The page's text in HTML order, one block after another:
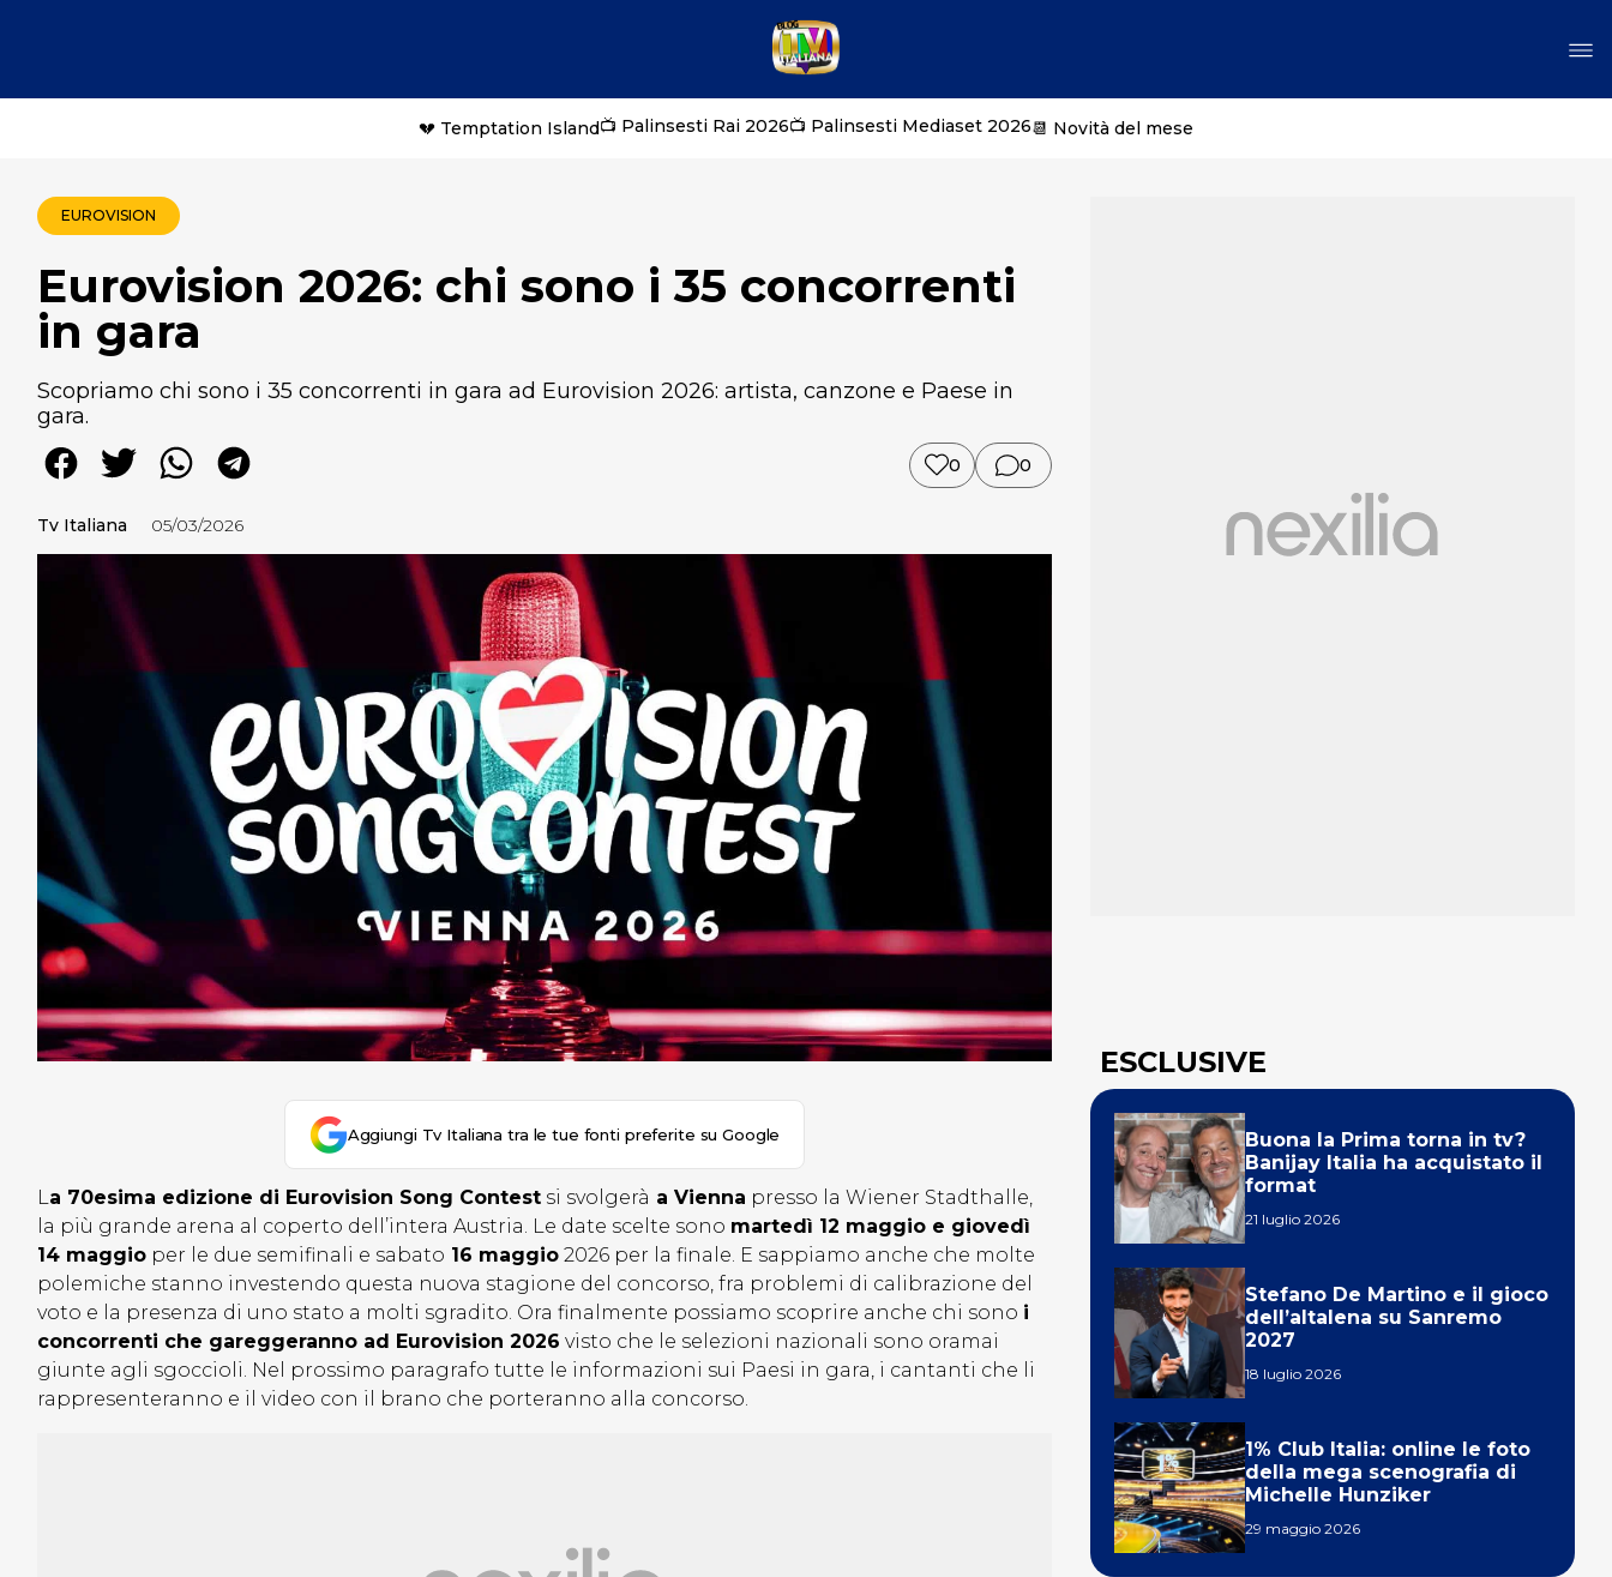
💔 Temptation Island📺 Palinsesti Rai 2026📺 Palinsesti Mediaset 2026📆 Novità del mese
EUROVISION
Eurovision 2026: chi sono i 35 concorrenti
in gara
Scopriamo chi sono i 35 concorrenti in gara ad Eurovision 2026: artista, canzone e Paese in
gara.
0 0
Tv Italiana 05/03/2026
Aggiungi Tv Italiana tra le tue fonti preferite su Google
La 70esima edizione di Eurovision Song Contest si svolgerà a Vienna presso la Wiener Stadthalle,
la più grande arena al coperto dell’intera Austria. Le date scelte sono martedì 12 maggio e giovedì
14 maggio per le due semifinali e sabato 16 maggio 2026 per la finale. E sappiamo anche che molte
polemiche stanno investendo questa nuova stagione del concorso, fra problemi di calibrazione del
voto e la presenza di uno stato a molti sgradito. Ora finalmente possiamo scoprire anche chi sono i
concorrenti che gareggeranno ad Eurovision 2026 visto che le selezioni nazionali sono oramai
giunte agli sgoccioli. Nel prossimo paragrafo tutte le informazioni sui Paesi in gara, i cantanti che li
rappresenteranno e il video con il brano che porteranno alla concorso.
ESCLUSIVE
Buona la Prima torna in tv?
Banijay Italia ha acquistato il
format
21 luglio 2026
Stefano De Martino e il gioco
dell’altalena su Sanremo
2027
18 luglio 2026
1% Club Italia: online le foto
della mega scenografia di
Michelle Hunziker
29 maggio 2026